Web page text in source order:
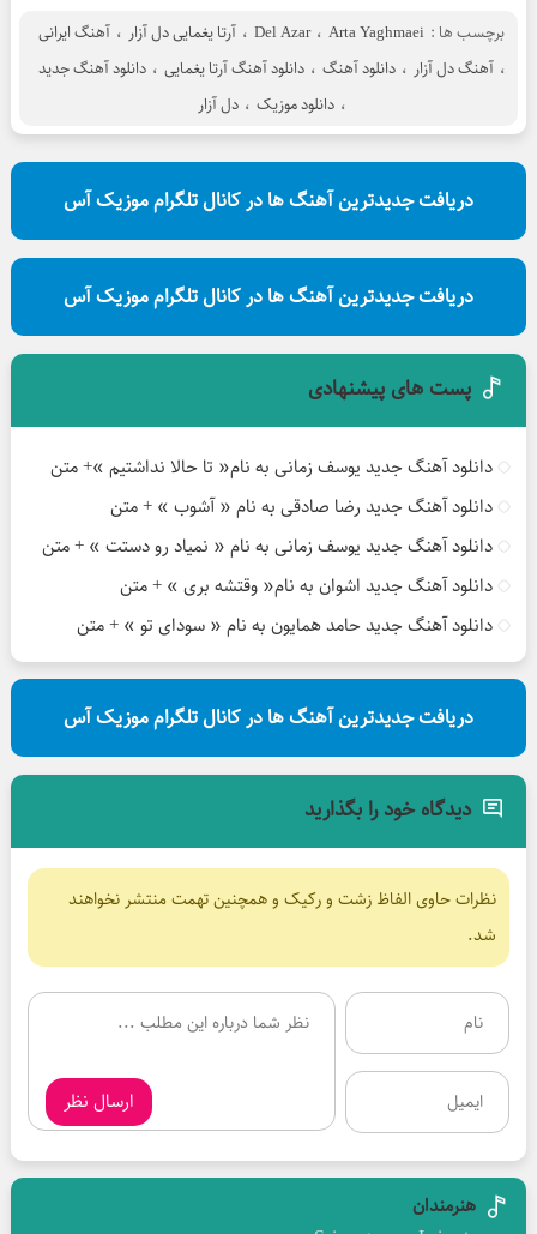
برچسب ها : Arta Yaghmaei ، Del Azar ، آرتا یغمایی دل آزار ، آهنگ ایرانی
، آهنگ دل آزار ، دانلود آهنگ ، دانلود آهنگ آرتا یغمایی ، دانلود آهنگ جدید
، دانلود موزیک ، دل آزار
دریافت جدیدترین آهنگ ها در کانال تلگرام موزیک آس
دریافت جدیدترین آهنگ ها در کانال تلگرام موزیک آس
پست های پیشنهادی
دانلود آهنگ جدید یوسف زمانی به نام« تا حالا نداشتیم »+ متن
دانلود آهنگ جدید رضا صادقی به نام « آشوب » + متن
دانلود آهنگ جدید یوسف زمانی به نام « نمیاد رو دستت » + متن
دانلود آهنگ جدید اشوان به نام« وقتشه بری » + متن
دانلود آهنگ جدید حامد همایون به نام « سودای تو » + متن
دریافت جدیدترین آهنگ ها در کانال تلگرام موزیک آس
دیدگاه خود را بگذارید
نظرات حاوی الفاظ زشت و رکیک و همچنین تهمت منتشر نخواهند
شد.
ارسال نظر
هنرمندان